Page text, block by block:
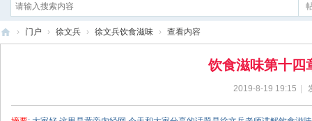
› 门户 › 徐文兵 › 徐文兵饮食滋味 › 查看内容
饮食滋味第十四
2019-8-19 19:15